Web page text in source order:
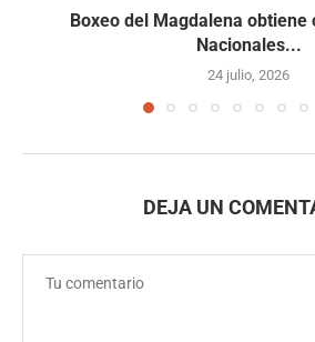
Boxeo del Magdalena obtiene
Nacionales...
24 julio, 2026
DEJA UN